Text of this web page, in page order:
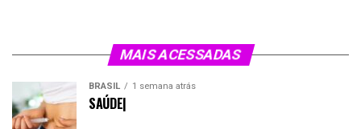
MAIS ACESSADAS
BRASIL 1 semana atrás
SAÚDE|